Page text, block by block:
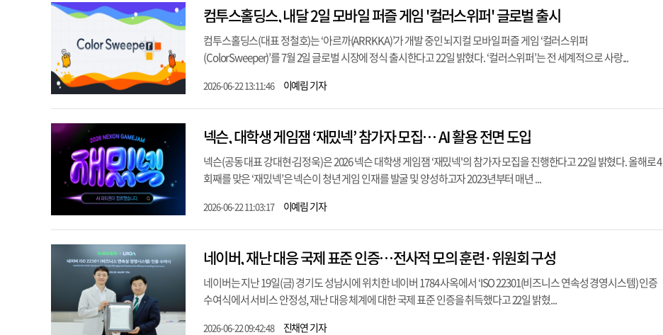
컴투스홀딩스, 내달 2일 모바일 퍼즐 게임 '컬러스위퍼' 글로벌 출시
컴투스홀딩스(대표 정철호)는 ‘아르까(ARRKKA)’가 개발 중인 뇌지컬 모바일 퍼즐 게임 ‘컬러스위퍼
(ColorSweeper)’를 7월 2일 글로벌 시장에 정식 출시한다고 22일 밝혔다. ‘컬러스위퍼’는 전 세계적으로 사랑...
2026-06-22 13:11:46 이예림 기자
넥슨, 대학생 게임잼 ‘재밌넥’ 참가자 모집… AI 활용 전면 도입
넥슨(공동 대표 강대현∙김정욱)은 2026 넥슨 대학생 게임잼 ‘재밌넥'의 참가자 모집을 진행한다고 22일 밝혔다. 올해로 4
회째를 맞은 ‘재밌넥’은 넥슨이 청년 게임 인재를 발굴 및 양성하고자 2023년부터 매년 ...
2026-06-22 11:03:17 이예림 기자
네이버, 재난 대응 국제 표준 인증…전사적 모의 훈련·위원회 구성
네이버는 지난 19일(금) 경기도 성남시에 위치한 네이버 1784 사옥에서 ‘ISO 22301(비즈니스 연속성 경영시스템) 인증
수여식에서 서비스 안정성, 재난 대응 체계에 대한 국제 표준 인증을 취득했다고 22일 밝혔...
2026-06-22 09:42:48 진채연 기자